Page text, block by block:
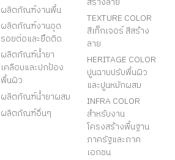
ผลิตภัณฑ์งานพื้น
ผลิตภัณฑ์งานอุด
รอยต่อและยึดติด
ผลิตภัณฑ์น้ำยา
เคลือบและปกป้อง
พื้นผิว
ผลิตภัณฑ์น้ำยาผสม
ผลิตภัณฑ์อื่นๆ
TEXTURE COLOR
สีเท็กเจอร์ สีสร้าง
ลาย
HERITAGE COLOR
ปูนฉาบปรับพื้นผิว
และปูนหมักผสม
INFRA COLOR
สำหรับงาน
โครงสร้างพื้นฐาน
ภาครัฐและภาค
เอกชน